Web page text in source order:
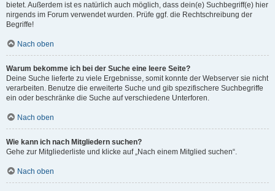
bietet. Außerdem ist es natürlich auch möglich, dass dein(e) Suchbegriff(e) hier
nirgends im Forum verwendet wurden. Prüfe ggf. die Rechtschreibung der
Begriffe!
Nach oben
Warum bekomme ich bei der Suche eine leere Seite?
Deine Suche lieferte zu viele Ergebnisse, somit konnte der Webserver sie nicht
verarbeiten. Benutze die erweiterte Suche und gib spezifischere Suchbegriffe
ein oder beschränke die Suche auf verschiedene Unterforen.
Nach oben
Wie kann ich nach Mitgliedern suchen?
Gehe zur Mitgliederliste und klicke auf „Nach einem Mitglied suchen“.
Nach oben